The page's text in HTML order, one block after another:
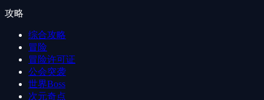
攻略
综合攻略
冒险
冒险许可证
公会突袭
世界Boss
次元奇点